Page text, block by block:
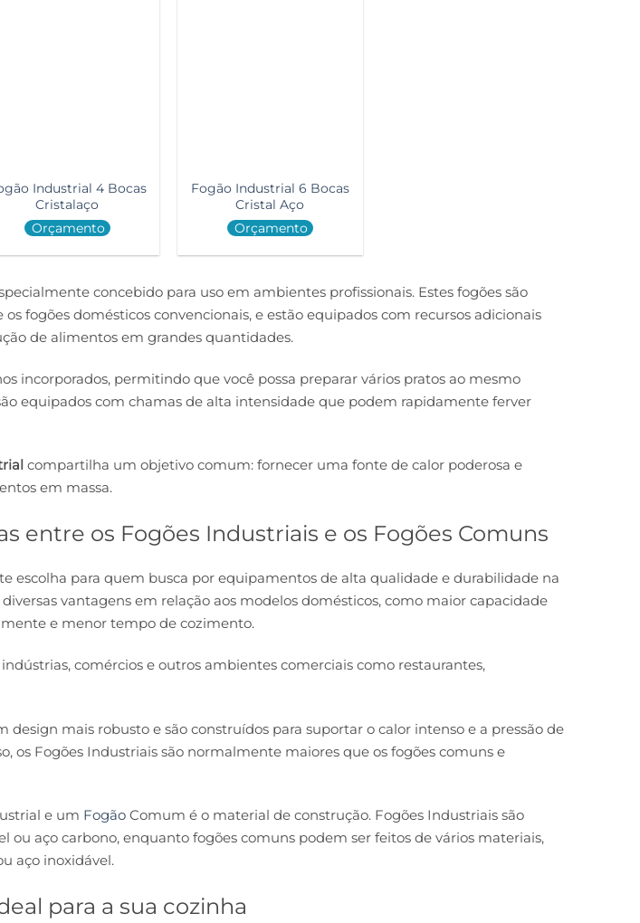
Industrial 4 Bocas
Cristalaço
Orçamento
Fogão Industrial 6 Bocas
Cristal Aço
Orçamento
concebido para uso em ambientes profissionais. Estes fogões são
fogões domésticos convencionais, e estão equipados com recursos adicionais
de alimentos em grandes quantidades.
incorporados, permitindo que você possa preparar vários pratos ao mesmo
equipados com chamas de alta intensidade que podem rapidamente ferver
compartilha um objetivo comum: fornecer uma fonte de calor poderosa e
em massa.
entre os Fogões Industriais e os Fogões Comuns
escolha para quem busca por equipamentos de alta qualidade e durabilidade na
vantagens em relação aos modelos domésticos, como maior capacidade
e menor tempo de cozimento.
comércios e outros ambientes comerciais como restaurantes,
design mais robusto e são construídos para suportar o calor intenso e a pressão de
os Fogões Industriais são normalmente maiores que os fogões comuns e
e um FogãoComum é o material de construção. Fogões Industriais são
ou aço carbono, enquanto fogões comuns podem ser feitos de vários materiais,
aço inoxidável.
para a sua cozinha